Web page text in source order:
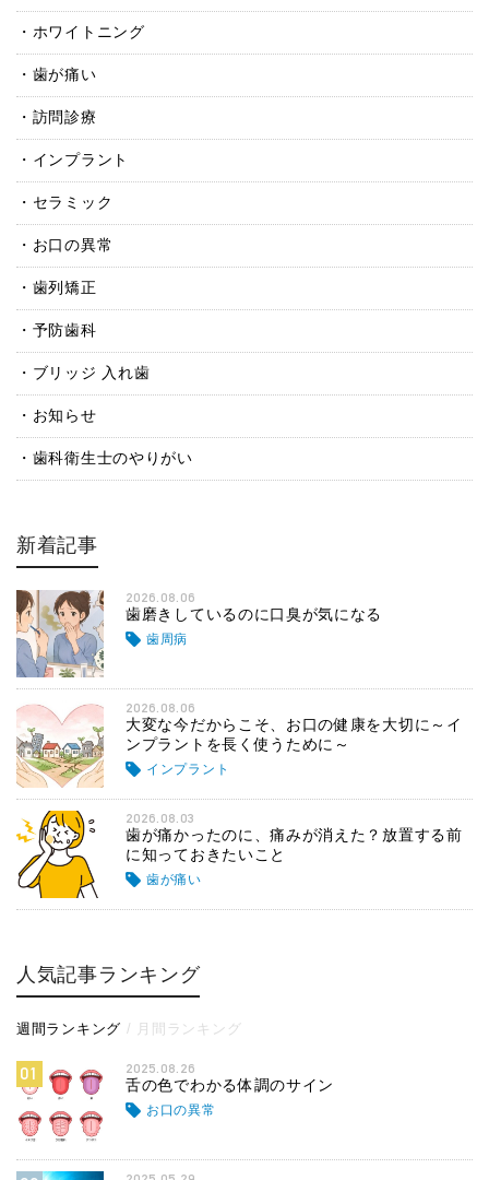
ホワイトニング
歯が痛い
訪問診療
インプラント
セラミック
お口の異常
歯列矯正
予防歯科
ブリッジ 入れ歯
お知らせ
歯科衛生士のやりがい
新着記事
2026.08.06
歯磨きしているのに口臭が気になる
歯周病
2026.08.06
大変な今だからこそ、お口の健康を大切に～イ
ンプラントを長く使うために～
インプラント
2026.08.03
歯が痛かったのに、痛みが消えた？放置する前
に知っておきたいこと
歯が痛い
人気記事ランキング
週間ランキング 月間ランキング
01 2025.08.26
舌の色でわかる体調のサイン
お口の異常